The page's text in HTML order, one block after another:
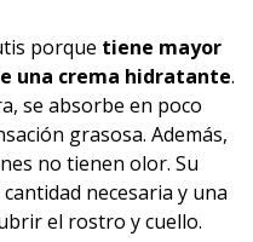
porque tiene mayor
una crema hidratante.
se absorbe en poco
grasosa. Además,
no tienen olor. Su
necesaria y una
el rostro y cuello.